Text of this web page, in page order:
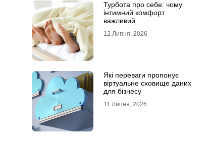
Турбота про себе: чому
інтимний комфорт
важливий
12 Липня, 2026
Які переваги пропонує
віртуальне сховище даних
для бізнесу
11 Липня, 2026